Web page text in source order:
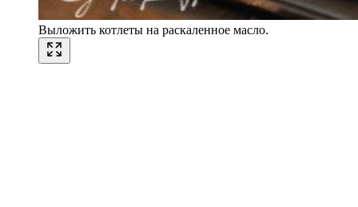
Выложить котлеты на раскаленное масло.